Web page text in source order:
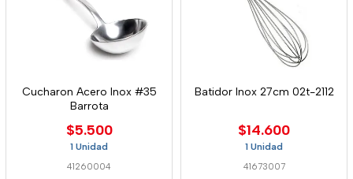
Cucharon Acero Inox #35
Barrota
$5.500
1 Unidad
41260004
Batidor Inox 27cm 02t-2112
$14.600
1 Unidad
41673007